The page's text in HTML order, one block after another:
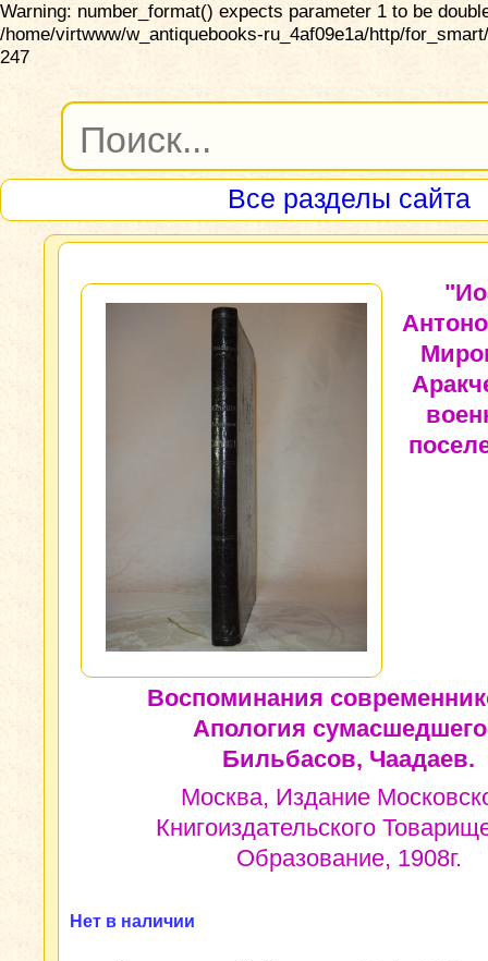
Warning: number_format() expects parameter 1 to be
/home/virtwww/w_antiquebooks-ru_4af09e1a/http/
247
Все разделы сайта
Воспоминания
Апология
Бильбасов, Чаадаев.
Москва, Издание
Книгоиздательского
Образование, 1908г.
Нет в наличии